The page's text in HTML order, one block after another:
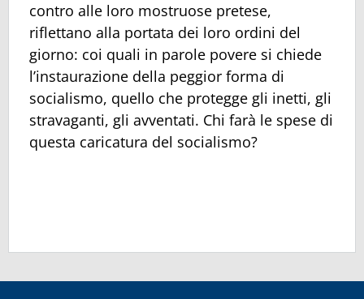
contro alle loro mostruose pretese,
riflettano alla portata dei loro ordini del
giorno: coi quali in parole povere si chiede
l’instaurazione della peggior forma di
socialismo, quello che protegge gli inetti, gli
stravaganti, gli avventati. Chi farà le spese di
questa caricatura del socialismo?